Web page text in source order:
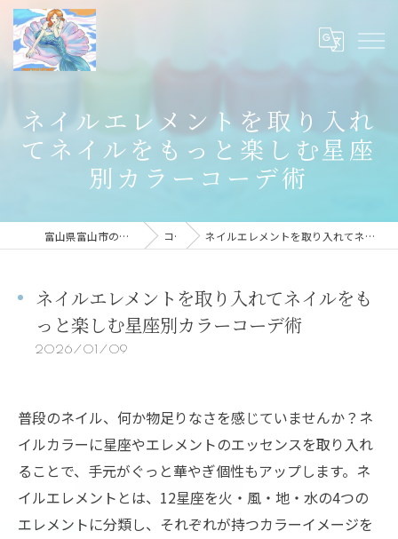
ネイルエレメントを取り入れ
てネイルをもっと楽しむ星座
別カラーコーデ術
富山県富山市のネイルならmermaid nail コラム ネイルエレメントを取り入れてネイルをもっと楽しむ星座別カラーコーデ術
ネイルエレメントを取り入れてネイルをも
っと楽しむ星座別カラーコーデ術
2026/01/09
普段のネイル、何か物足りなさを感じていませんか？ネ
イルカラーに星座やエレメントのエッセンスを取り入れ
ることで、手元がぐっと華やぎ個性もアップします。ネ
イルエレメントとは、12星座を火・風・地・水の4つの
エレメントに分類し、それぞれが持つカラーイメージを